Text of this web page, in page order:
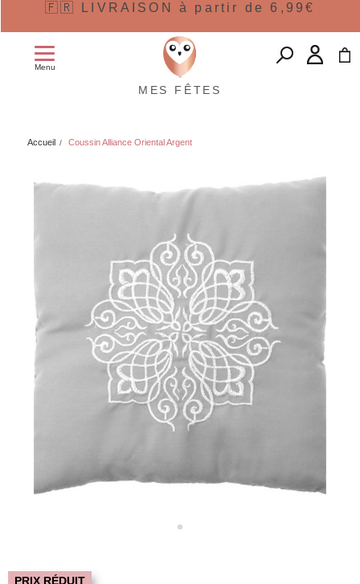
🇫🇷 LIVRAISON à partir de 6,99€
Menu
MES FÊTES
Accueil Coussin Alliance Oriental Argent
PRIX RÉDUIT